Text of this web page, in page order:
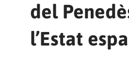
del
l’Estat